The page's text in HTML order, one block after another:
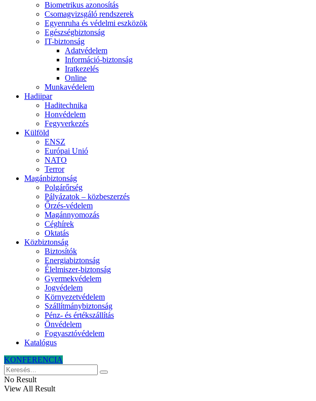
Biometrikus azonosítás
Csomagvizsgáló rendszerek
Egyenruha és védelmi eszközök
Egészségbiztonság
IT-biztonság
Adatvédelem
Információ-biztonság
Iratkezelés
Online
Munkavédelem
Hadiipar
Haditechnika
Honvédelem
Fegyverkezés
Külföld
ENSZ
Európai Unió
NATO
Terror
Magánbiztonság
Polgárőrség
Pályázatok – közbeszerzés
Őrzés-védelem
Magánnyomozás
Céghírek
Oktatás
Közbiztonság
Biztosítók
Energiabiztonság
Élelmiszer-biztonság
Gyermekvédelem
Jogvédelem
Környezetvédelem
Szállítmánybiztonság
Pénz- és értékszállítás
Önvédelem
Fogyasztóvédelem
Katalógus
KONFERENCIA
No Result
View All Result